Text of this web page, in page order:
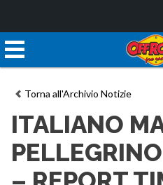
Torna all'Archivio Notizie
ITALIANO